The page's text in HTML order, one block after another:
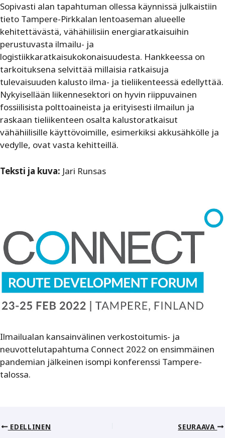
Sopivasti alan tapahtuman ollessa käynnissä julkaistiin
tieto Tampere-Pirkkalan lentoaseman alueelle
kehitettävästä, vähähiilisiin energiaratkaisuihin
perustuvasta ilmailu- ja
logistiikkaratkaisukokonaisuudesta. Hankkeessa on
tarkoituksena selvittää millaisia ratkaisuja
tulevaisuuden kalusto ilma- ja tieliikenteessä edellyttää.
Nykyisellään liikennesektori on hyvin riippuvainen
fossiilisista polttoaineista ja erityisesti ilmailun ja
raskaan tieliikenteen osalta kalustoratkaisut
vähähiilisille käyttövoimille, esimerkiksi akkusähkölle ja
vedylle, ovat vasta kehitteillä.
Teksti ja kuva: Jari Runsas
Ilmailualan kansainvälinen verkostoitumis- ja
neuvottelutapahtuma Connect 2022 on ensimmäinen
pandemian jälkeinen isompi konferenssi Tampere-
talossa.
EDELLINEN SEURAAVA